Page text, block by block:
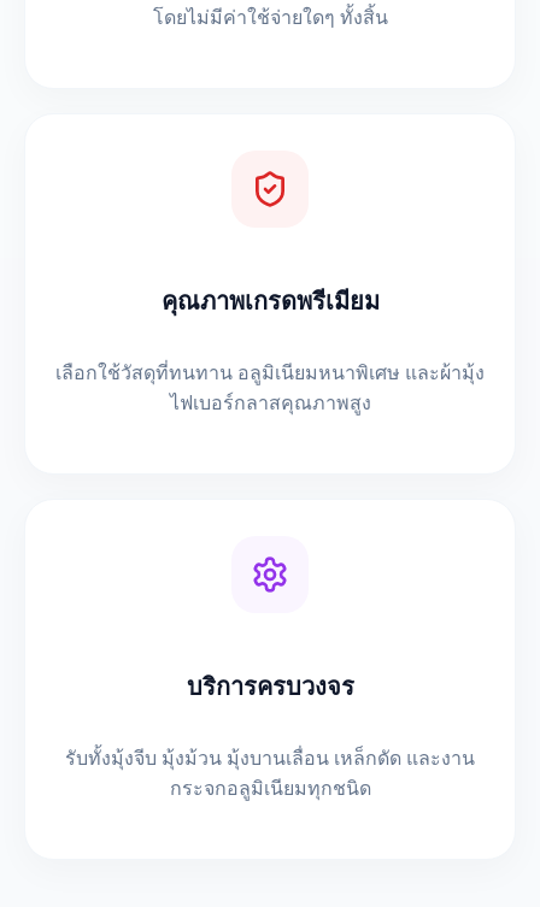
โดยไม่มีค่าใช้จ่ายใดๆ ทั้งสิ้น
คุณภาพเกรดพรีเมียม
เลือกใช้วัสดุที่ทนทาน อลูมิเนียมหนาพิเศษ และผ้ามุ้ง
ไฟเบอร์กลาสคุณภาพสูง
บริการครบวงจร
รับทั้งมุ้งจีบ มุ้งม้วน มุ้งบานเลื่อน เหล็กดัด และงาน
กระจกอลูมิเนียมทุกชนิด